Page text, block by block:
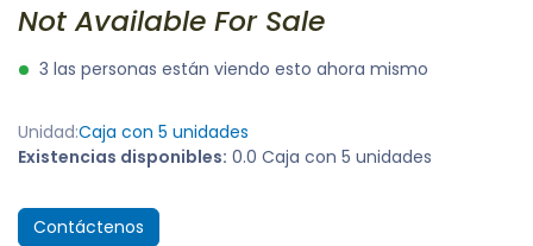
Not Available For Sale
3 las personas están viendo esto ahora mismo
Unidad:Caja con 5 unidades
Existencias disponibles: 0.0 Caja con 5 unidades
Contáctenos